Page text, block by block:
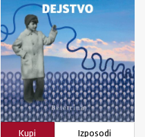
Kupi
Izposodi